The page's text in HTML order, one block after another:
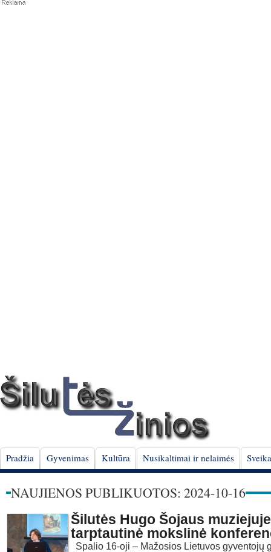
Pradžia Gyvenimas Kultūra Nusikaltimai ir nelaimės
NAUJIENOS PUBLIKUOTOS: 2024-10-16
Šilutės Hugo Šojaus
tarptautinė mokslinė
Spalio 16-oji – Mažosios Lietuvos gyventojų